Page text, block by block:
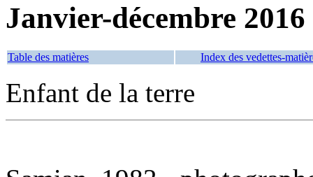
Janvier-décembre 2016
Table des matières Index des vedettes-
Enfant de la terre